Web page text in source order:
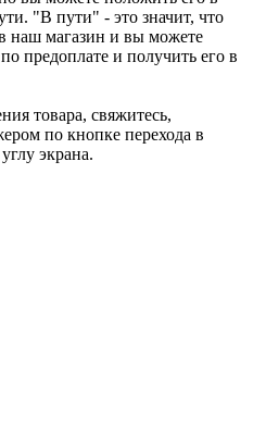
"В пути" - это значит, что
наш магазин и вы можете
предоплате и получить его в
товара, свяжитесь,
по кнопке перехода в
экрана.